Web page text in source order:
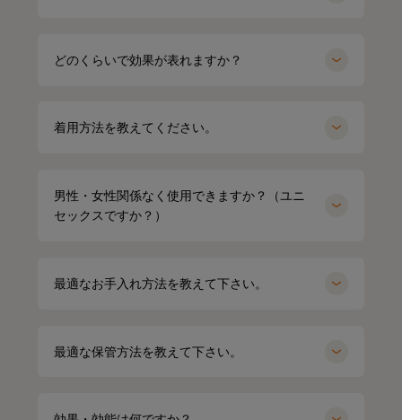
どのくらいで効果が表れますか？
着用方法を教えてください。
男性・女性関係なく使用できますか？（ユニ
セックスですか？）
最適なお手入れ方法を教えて下さい。
最適な保管方法を教えて下さい。